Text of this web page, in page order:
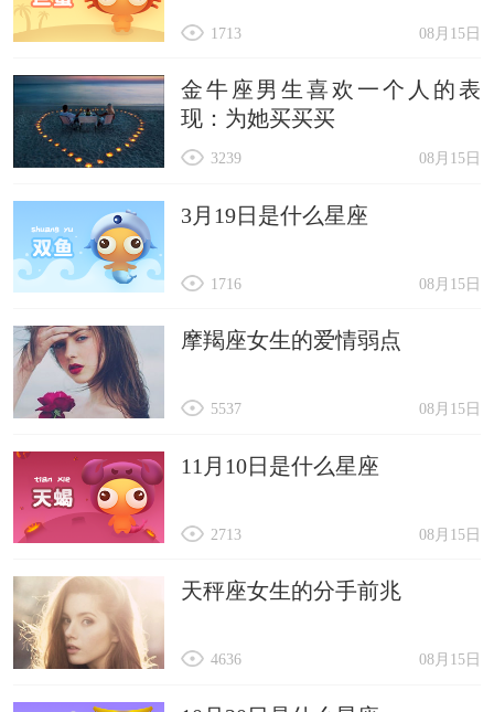
08月15日
1713
金牛座男生喜欢一个人的表
现：为她买买买
08月15日
3239
3月19日是什么星座
08月15日
1716
摩羯座女生的爱情弱点
08月15日
5537
11月10日是什么星座
08月15日
2713
天秤座女生的分手前兆
08月15日
4636